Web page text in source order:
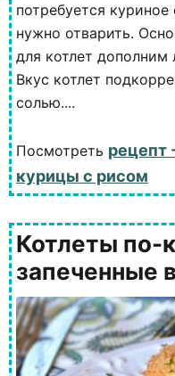
потребуется
нужно отварить.
для котлет
Вкус котлет
солью....
Посмотреть рецепт
курицы с рисом
Котлеты по-
запеченные